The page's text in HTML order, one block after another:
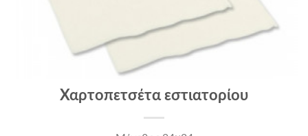
Χαρτοπετσέτα εστιατορίου